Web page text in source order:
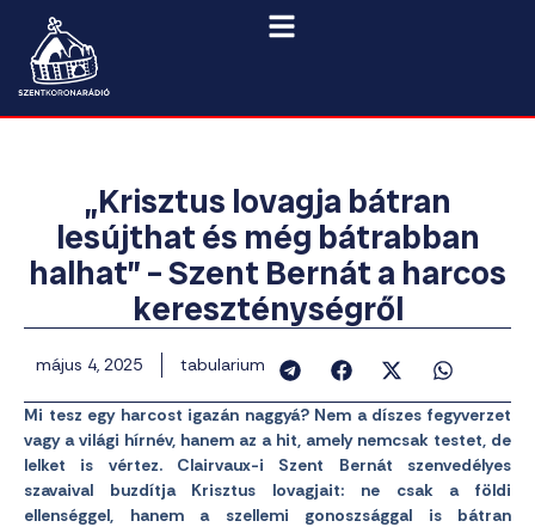
„Krisztus lovagja bátran
lesújthat és még bátrabban
halhat” – Szent Bernát a harcos
kereszténységről
május 4, 2025 tabularium
Mi tesz egy harcost igazán naggyá? Nem a díszes fegyverzet
vagy a világi hírnév, hanem az a hit, amely nemcsak testet, de
lelket is vértez. Clairvaux-i Szent Bernát szenvedélyes
szavaival buzdítja Krisztus lovagjait: ne csak a földi
ellenséggel, hanem a szellemi gonoszsággal is bátran